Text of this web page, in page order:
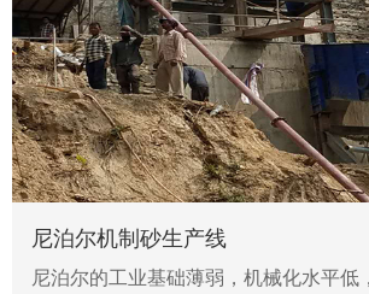
尼泊尔机制砂生产线
尼泊尔的工业基础薄弱，机械化水平低